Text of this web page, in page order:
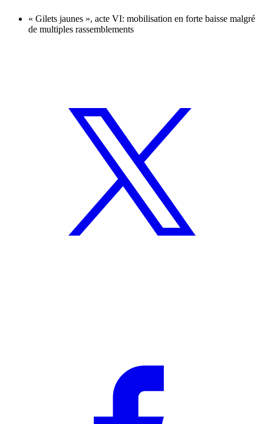
« Gilets jaunes », acte VI: mobilisation en forte baisse malgré
de multiples rassemblements